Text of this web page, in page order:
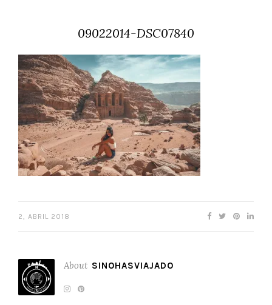
09022014-DSC07840
2, ABRIL 2018
About SINOHASVIAJADO